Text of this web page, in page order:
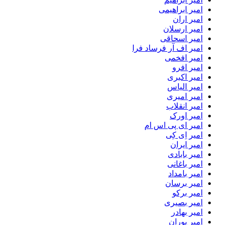
امیر ابراهیمی
امیر اران
امیر ارسلان
امیر اسحاقی
امیر اف آر فرساد فرا
امیر افخمی
امیر افرو
امیر اکبری
امیر الیاس
امیر امیری
امیر انقلاب
امیر اورک
امیر ای پی اس ام
امیر اِی کِی
امیر ایران
امیر بابادی
امیر باغانی
امیر بامداد
امیر برسان
امیر برکو
امیر بصیری
امیر بهادر
امیر بوران